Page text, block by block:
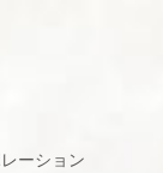
ーション